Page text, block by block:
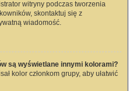
witryny podczas tworzenia
skontaktuj się z
wiadomość.
są wyświetlane innymi kolorami?
kolor członkom grupy, aby ułatwić